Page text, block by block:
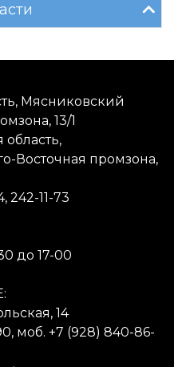
Мясниковский
13/1
область,
Восточная промзона,
242-11-73
до 17-00
14
моб. +7 (928) 840-86-